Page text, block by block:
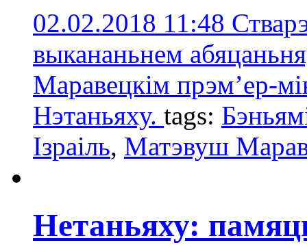
02.02.2018 11:48
выкананьнем
Маравецкім прэмʼер-
Нэтаньяху. tags:
Ізраіль, Матэвуш
Нетаньяху: